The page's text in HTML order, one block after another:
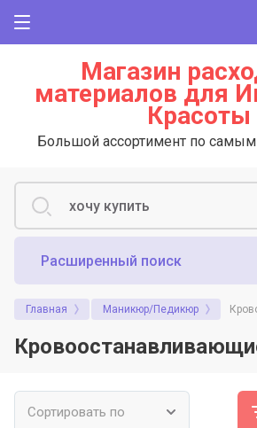
Магазин
материалов для
Красоты
Большой ассортимент по
Расширенный поиск
Главная Маникюр/Педикюр
Сортировать по